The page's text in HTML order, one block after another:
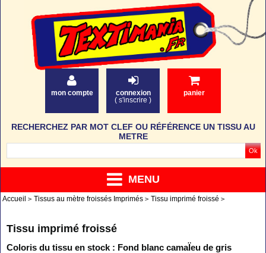
mon compte
connexion
( s'inscrire )
panier
MENU
RECHERCHEZ PAR MOT CLEF OU RÉFÉRENCE UN TISSU AU
METRE
Accueil Tissus au mètre froissés Imprimés Tissu imprimé froissé
Tissu imprimé froissé
Coloris du tissu en stock : Fond blanc camaÏeu de gris